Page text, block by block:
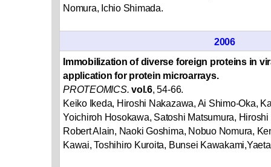
Nomura, Ichio Shimada.
2006
Immobilization of diverse foreign proteins in
application for protein microarrays.
PROTEOMICS. vol.6, 54-66.
Keiko Ikeda, Hiroshi Nakazawa, Ai Shimo-Oka,
Yoichiroh Hosokawa, Satoshi Matsumura,
Robert Alain, Naoki Goshima, Nobuo Nomura,
Kawai, Toshihiro Kuroita, Bunsei